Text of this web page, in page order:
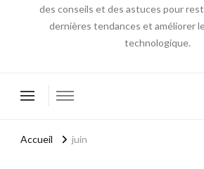
des conseils et des astuces pour
dernières tendances et améliorer
technologique.
Accueil juin